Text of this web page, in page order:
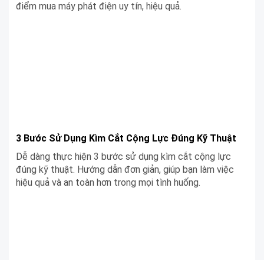
điểm mua máy phát điện uy tín, hiệu quả.
3 Bước Sử Dụng Kìm Cắt Cộng Lực Đúng Kỹ Thuật
Dễ dàng thực hiện 3 bước sử dụng kìm cắt cộng lực
đúng kỹ thuật. Hướng dẫn đơn giản, giúp bạn làm việc
hiệu quả và an toàn hơn trong mọi tình huống.